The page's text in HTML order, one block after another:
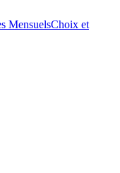
MensuelsChoix et